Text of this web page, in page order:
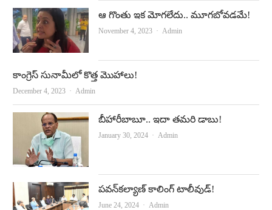
ఆ గొంతు ఇక మోగలేదు.. మూగబోవడమే!
November 4, 2023 Author
Admin
కాంగ్రెస్‌ సునామీలో కొత్త మొహాలు!
December 4, 2023 Author
Admin
బీహారీబాబూ.. ఇదా తమరి డాబు!
January 30, 2024 Author
Admin
పవన్‌కల్యాణ్‌ కాలింగ్‌ టాలీవుడ్‌!
June 24, 2024 Author
Admin